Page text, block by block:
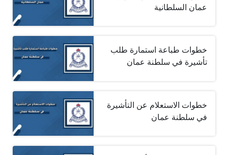
عمان السلطانية
خطوات طباعة استمارة طلب
تأشيرة في سلطنة عمان
خطوات الاستعلام عن التأشيرة
في سلطنة عمان